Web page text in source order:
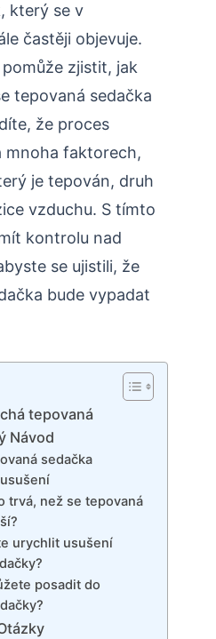
který se v
častěji objevuje.
zjistit, jak
tepovaná sedačka
že proces
mnoha faktorech,
je tepován, druh
vzduchu. S tímto
kontrolu nad
se ujistili, že
bude vypadat
tepovaná
Návod
sedačka
trvá, než se tepovaná
urychlit usušení
posadit do